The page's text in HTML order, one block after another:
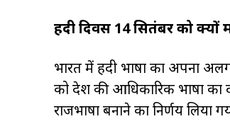
हिंदी दिवस 14 सितंबर को क्यों
भारत में हिंदी भाषा का अपना
को देश की आधिकारिक भाषा का
राजभाषा बनाने का निर्णय लिया